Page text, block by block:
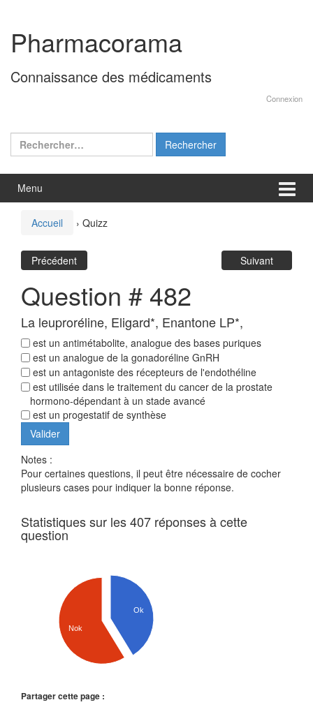
contenu
menu
principal
Pharmacorama
Connaissance des médicaments
Connexion
Rechercher :
Menu
Accueil › Quizz
Précédent Suivant
Question # 482
La leuproréline, Eligard*, Enantone LP*,
est un antimétabolite, analogue des bases puriques
est un analogue de la gonadoréline GnRH
est un antagoniste des récepteurs de l'endothéline
est utilisée dans le traitement du cancer de la prostate
hormono-dépendant à un stade avancé
est un progestatif de synthèse
Notes :
Pour certaines questions, il peut être nécessaire de cocher
plusieurs cases pour indiquer la bonne réponse.
Statistiques sur les 407 réponses à cette
question
Ok
Nok
Partager cette page :